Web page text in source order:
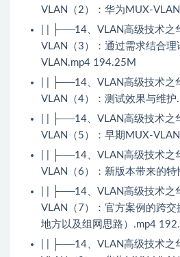
VLAN（2）：华为MUX-
| | ├──14、VLAN高级技术之
VLAN（3）：通过需求结合
VLAN.mp4 194.25M
| | ├──14、VLAN高级技术之
VLAN（4）：测试效果与维
| | ├──14、VLAN高级技术之
VLAN（5）：早期MUX-
| | ├──14、VLAN高级技术之
VLAN（6）：新版本带来的
| | ├──14、VLAN高级技术之
VLAN（7）：官方案例的跨交
地方以及组网思路）.mp4
| | ├──14、VLAN高级技术之